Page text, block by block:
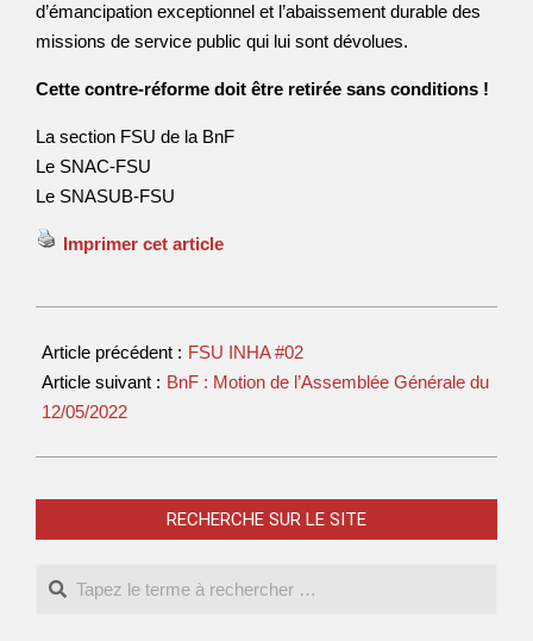
d’émancipation exceptionnel et l’abaissement durable des
missions de service public qui lui sont dévolues.
Cette contre-réforme doit être retirée sans conditions !
La section FSU de la BnF
Le SNAC-FSU
Le SNASUB-FSU
Imprimer cet article
Article précédent : FSU INHA #02
Article suivant : BnF : Motion de l’Assemblée Générale du
12/05/2022
RECHERCHE SUR LE SITE